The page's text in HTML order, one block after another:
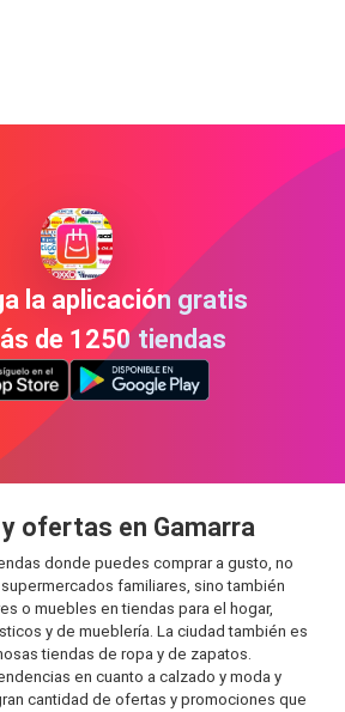
la aplicación gratis
de 1250 tiendas
ofertas en Gamarra
donde puedes comprar a gusto, no
familiares, sino también
o muebles en tiendas para el hogar,
y de mueblería. La ciudad también es
tiendas de ropa y de zapatos.
en cuanto a calzado y moda y
cantidad de ofertas y promociones que